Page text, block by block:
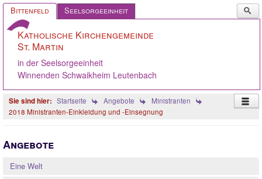
Bittenfeld Seelsorgeeinheit
...
Katholische Kirchengemeinde
St. Martin
in der Seelsorgeeinheit
Winnenden Schwaikheim Leutenbach
Startseite Angebote
Ministranten
2018 Ministranten-Einkleidung und -Einsegnung
Angebote
Eine Welt